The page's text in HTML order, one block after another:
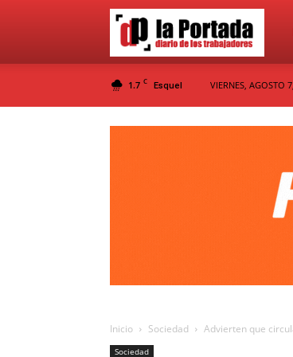
La
1.7 C Esquel VIERNES, AGOSTO
Inicio Sociedad Advierten que
Sociedad